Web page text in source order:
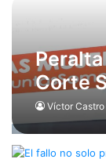
Corte
en la
Víctor